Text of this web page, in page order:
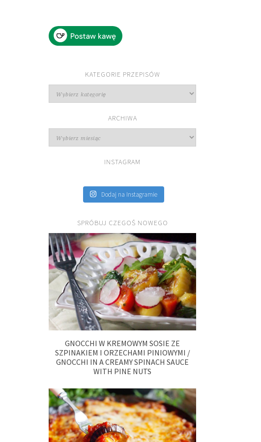
KATEGORIE PRZEPISÓW
przepisów
ARCHIWA
INSTAGRAM
Dodaj na Instagramie
SPRÓBUJ CZEGOŚ NOWEGO
GNOCCHI W KREMOWYM SOSIE ZE
SZPINAKIEM I ORZECHAMI PINIOWYMI /
GNOCCHI IN A CREAMY SPINACH SAUCE
WITH PINE NUTS